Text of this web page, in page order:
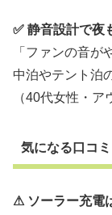
✅ 静音設計で夜
「ファンの音
中泊やテント泊
（40代女性・ア
気になる口コ
⚠ ソーラー充電